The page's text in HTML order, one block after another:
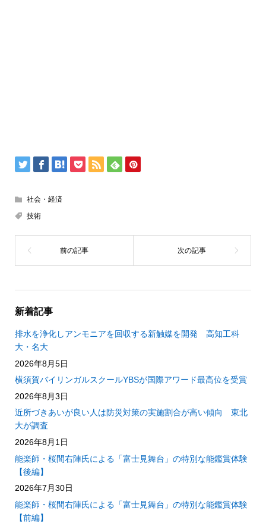
社会・経済
技術
新着記事
排水を浄化しアンモニアを回収する新触媒を開発 高知工科
大・名大
2026年8月5日
横須賀バイリンガルスクールYBSが国際アワード最高位を受賞
2026年8月3日
近所づきあいが良い人は防災対策の実施割合が高い傾向 東北
大が調査
2026年8月1日
能楽師・桜間右陣氏による「富士見舞台」の特別な能鑑賞体験
【後編】
2026年7月30日
能楽師・桜間右陣氏による「富士見舞台」の特別な能鑑賞体験
【前編】